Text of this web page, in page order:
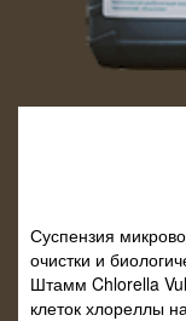
Суспензия
очистки и
Штамм Chlorella
клеток хлореллы